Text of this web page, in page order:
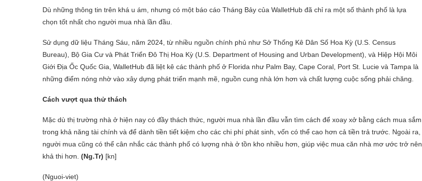
Dù những thông tin trên khá u ám, nhưng có một báo cáo Tháng Bảy của WalletHub đã chỉ ra một số thành phố là lựa
chọn tốt nhất cho người mua nhà lần đầu.
Sử dụng dữ liệu Tháng Sáu, năm 2024, từ nhiều nguồn chính phủ như Sở Thống Kê Dân Số Hoa Kỳ (U.S. Census
Bureau), Bộ Gia Cư và Phát Triển Đô Thị Hoa Kỳ (U.S. Department of Housing and Urban Development), và Hiệp Hội Môi
Giới Địa Ốc Quốc Gia, WalletHub đã liệt kê các thành phố ở Florida như Palm Bay, Cape Coral, Port St. Lucie và Tampa là
những điểm nóng nhờ vào xây dựng phát triển mạnh mẽ, nguồn cung nhà lớn hơn và chất lượng cuộc sống phải chăng.
Cách vượt qua thử thách
Mặc dù thị trường nhà ở hiện nay có đầy thách thức, người mua nhà lần đầu vẫn tìm cách để xoay xở bằng cách mua sắm
trong khả năng tài chính và để dành tiền tiết kiệm cho các chi phí phát sinh, vốn có thể cao hơn cả tiền trả trước. Ngoài ra,
người mua cũng có thể cân nhắc các thành phố có lượng nhà ở tồn kho nhiều hơn, giúp việc mua căn nhà mơ ước trở nên
khả thi hơn. (Ng.Tr) [kn]
(Nguoi-viet)